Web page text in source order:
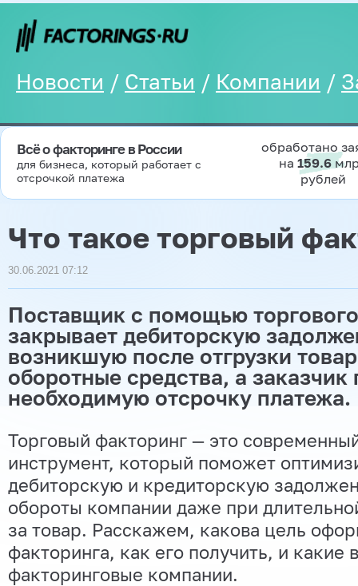
Новости / Статьи / Компании /
Всё о факторинге в России
для бизнеса, который работает с
отсрочкой платежа
обработано
на 159.6
рублей
Что такое торговый
30.06.2021 07:12
Поставщик с помощью
закрывает дебиторскую
возникшую после отгрузки
оборотные средства, а заказчик
необходимую отсрочку платежа.
Торговый факторинг — это
инструмент, который поможет
дебиторскую и кредиторскую
обороты компании даже при
за товар. Расскажем, какова цель
факторинга, как его получить, и какие
факторинговые компании.